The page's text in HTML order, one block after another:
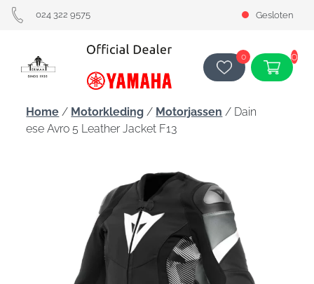
024 322 9575 Gesloten
0 0
Home / Motorkleding / Motorjassen / Dain
ese Avro 5 Leather Jacket F13